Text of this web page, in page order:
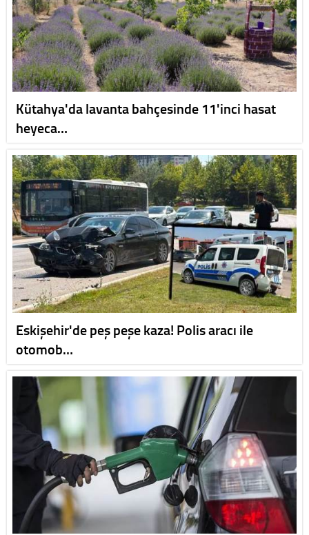
Kütahya'da lavanta bahçesinde 11'inci hasat
heyeca…
Eskişehir'de peş peşe kaza! Polis aracı ile
otomob…